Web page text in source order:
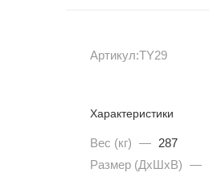
Артикул:TY29
Характеристики
Вес (кг) — 287
Размер (ДхШхВ) —